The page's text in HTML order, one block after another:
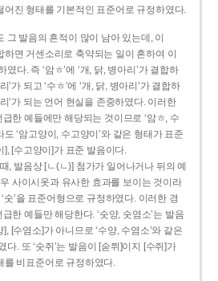
어진 형태를 기본적인 표준어로 규정하였다.
그 발음의 흔적이 많이 남아 있는데, 이
하면 거센소리로 축약되는 일이 흔하여 이
다. 즉 ‘암ㅎ’에 ‘개, 닭, 병아리’가 결합하
’가 되고 ‘수ㅎ’에 ‘개, 닭, 병아리’가 결합하
’가 되는 언어 현실을 존중하였다. 이러한
급한 예들에만 해당되는 것이므로 ‘암ㅎ, 수
도 ‘암고양이, 수고양이’와 같은 형태가 표준
], [수고양이]가 표준 발음이다.
, 발음상 [ㄴ(ㄴ)] 첨가가 일어나거나 뒤의 예
사이시옷과 유사한 효과를 보이는 것이라
‘숫’을 표준어형으로 규정하였다. 이러한 경
급한 예들만 해당한다. ‘숫양, 숫염소’는 발음
[수염소]가 아니므로 ‘수양, 수염소’와 같은
다. 또 ‘숫쥐’는 발음이 [숟쮜]이지 [수쥐]가
를 비표준어로 규정하였다.